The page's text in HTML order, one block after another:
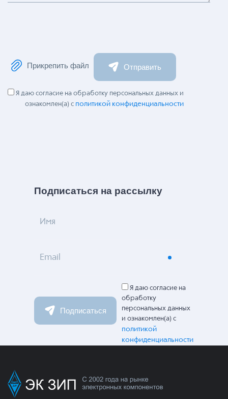
Прикрепить файл Отправить
Я даю согласие на обработку персональных данных и
ознакомлен(а) с политикой конфиденциальности
Подписаться на рассылку
Имя
Email
Подписаться
Я даю согласие на
обработку
персональных данных
и ознакомлен(а) с
политикой
конфиденциальности